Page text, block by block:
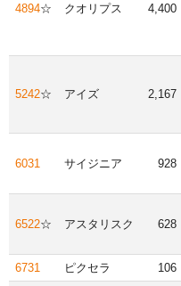
4894☆ クオリプス 4,400
5242☆ アイズ 2,167
6031 サイジニア 928
6522☆ アスタリスク 628
6731
ピクセラ 106